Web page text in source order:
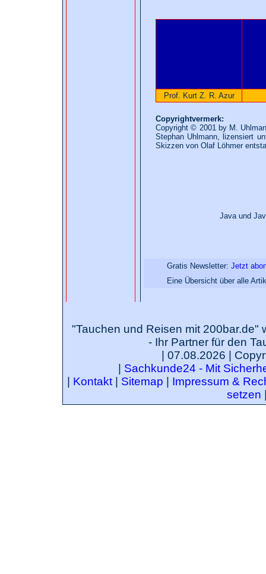
Prof. Kurt Z. R. Azur
Copyrightvermerk:
Copyright © 2001 by M.
Stephan Uhlmann, lizensiert
Skizzen von Olaf Löhmer
Java und
Gratis Newsletter: Jetzt
Eine Übersicht über alle
"Tauchen und Reisen mit 200bar.de"
- Ihr Partner für den
| 07.08.2026 |
Sachkunde24 - Mit
Kontakt| Sitemap
Impressum &
setzen